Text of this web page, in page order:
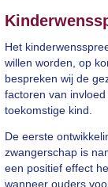
Het
willen worden, op
bespreken wij de
factoren van
toekomstige kind.
De eerste
zwangerschap is
een positief effect
wanneer ouders